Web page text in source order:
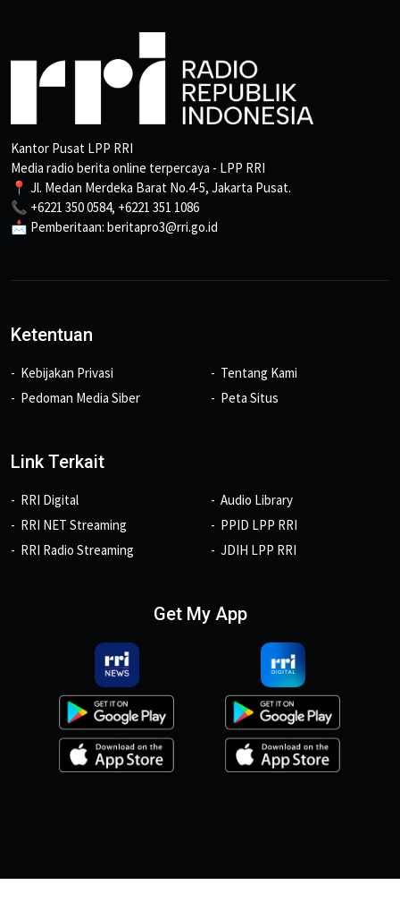
Kantor Pusat LPP RRI
Media radio berita online terpercaya - LPP RRI
📍 Jl. Medan Merdeka Barat No.4-5, Jakarta Pusat.
📞 +6221 350 0584, +6221 351 1086
📩 Pemberitaan: beritapro3@rri.go.id
Ketentuan
Kebijakan Privasi
Pedoman Media Siber
Tentang Kami
Peta Situs
Link Terkait
RRI Digital
RRI NET Streaming
RRI Radio Streaming
Audio Library
PPID LPP RRI
JDIH LPP RRI
Get My App